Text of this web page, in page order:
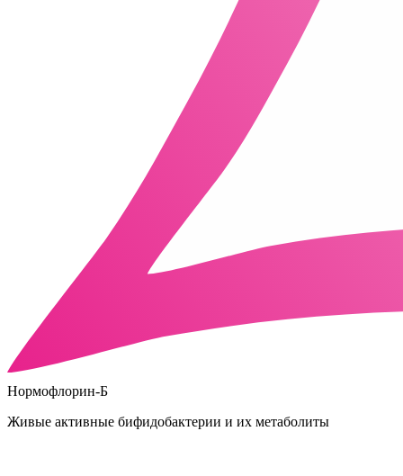
Нормофлорин-Б
Живые активные бифидобактерии и их метаболиты